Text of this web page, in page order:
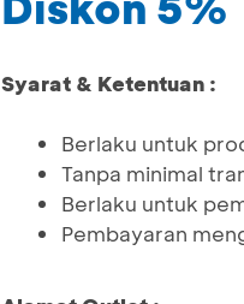
Syarat & Ketentuan :
Berlaku untuk
Tanpa minimal
Berlaku untuk
Pembayaran